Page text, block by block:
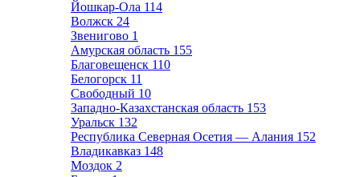
Йошкар-Ола 114
Волжск 24
Звенигово 1
Амурская область 155
Благовещенск 110
Белогорск 11
Свободный 10
Западно-Казахстанская область 153
Уральск 132
Республика Северная Осетия — Алания 152
Владикавказ 148
Моздок 2